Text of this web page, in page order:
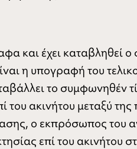
και έχει καταβληθεί
η υπογραφή του
το συμφωνηθέν
ακινήτου μεταξύ
ο εκπρόσωπος του
επί του ακινήτου